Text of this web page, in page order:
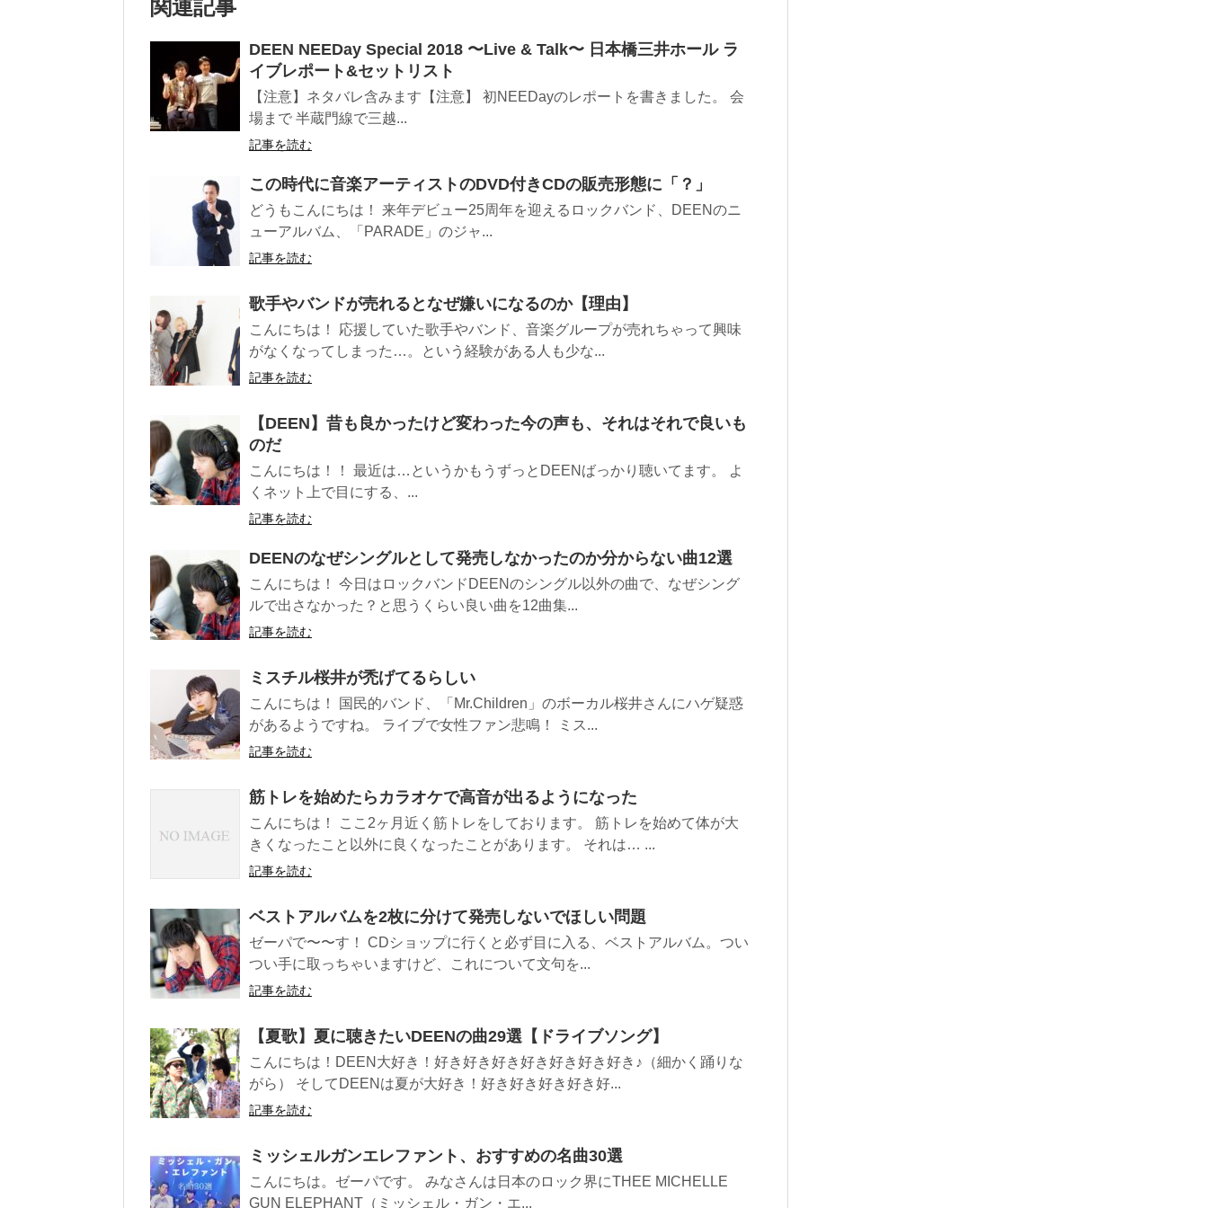
関連記事
DEEN NEEDay Special 2018 〜Live & Talk〜 日本橋三井ホール ラ
イブレポート&セットリスト
【注意】ネタバレ含みます【注意】 初NEEDayのレポートを書きました。 会
場まで 半蔵門線で三越...
記事を読む
この時代に音楽アーティストのDVD付きCDの販売形態に「？」
どうもこんにちは！ 来年デビュー25周年を迎えるロックバンド、DEENのニ
ューアルバム、「PARADE」のジャ...
記事を読む
歌手やバンドが売れるとなぜ嫌いになるのか【理由】
こんにちは！ 応援していた歌手やバンド、音楽グループが売れちゃって興味
がなくなってしまった…。という経験がある人も少な...
記事を読む
【DEEN】昔も良かったけど変わった今の声も、それはそれで良いも
のだ
こんにちは！！ 最近は…というかもうずっとDEENばっかり聴いてます。 よ
くネット上で目にする、...
記事を読む
DEENのなぜシングルとして発売しなかったのか分からない曲12選
こんにちは！ 今日はロックバンドDEENのシングル以外の曲で、なぜシング
ルで出さなかった？と思うくらい良い曲を12曲集...
記事を読む
ミスチル桜井が禿げてるらしい
こんにちは！ 国民的バンド、「Mr.Children」のボーカル桜井さんにハゲ疑惑
があるようですね。 ライブで女性ファン悲鳴！ ミス...
記事を読む
筋トレを始めたらカラオケで高音が出るようになった
こんにちは！ ここ2ヶ月近く筋トレをしております。 筋トレを始めて体が大
きくなったこと以外に良くなったことがあります。 それは… ...
記事を読む
ベストアルバムを2枚に分けて発売しないでほしい問題
ゼーパで〜〜す！ CDショップに行くと必ず目に入る、ベストアルバム。つい
つい手に取っちゃいますけど、これについて文句を...
記事を読む
【夏歌】夏に聴きたいDEENの曲29選【ドライブソング】
こんにちは！DEEN大好き！好き好き好き好き好き好き好き♪（細かく踊りな
がら） そしてDEENは夏が大好き！好き好き好き好き好...
記事を読む
ミッシェルガンエレファント、おすすめの名曲30選
こんにちは。ゼーパです。 みなさんは日本のロック界にTHEE MICHELLE
GUN ELEPHANT（ミッシェル・ガン・エ...